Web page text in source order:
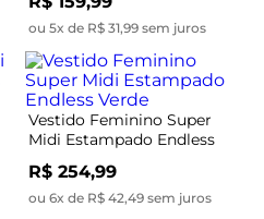
ou 5x de R$ 31,99 sem juros
Vestido Feminino Super
Midi Estampado Endless
Verde
R$ 254,99
ou 6x de R$ 42,49 sem juros